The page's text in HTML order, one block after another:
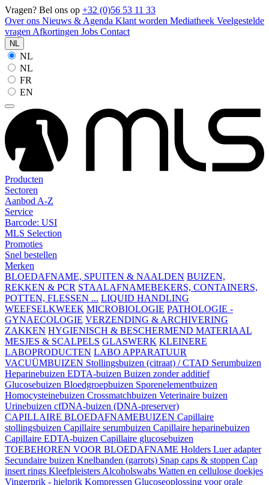
Vragen? Bel ons op +32 (0)56 53 11 33
Over ons Nieuws & Agenda Klant worden Mediatheek Veelgestelde
vragen Afkortingen Jobs Contact
NL
NL
NL
FR
EN
Producten
Sectoren
Aanbod A-Z
Service
Barcode: USI
MLS Selection
Promoties
Snel bestellen
Merken
BLOEDAFNAME, SPUITEN & NAALDEN BUIZEN,
REKKEN & PCR STAALAFNAMEBEKERS, CONTAINERS,
POTTEN, FLESSEN ... LIQUID HANDLING
WEEFSELKWEEK MICROBIOLOGIE PATHOLOGIE -
GYNAECOLOGIE VERZENDING & ARCHIVERING
ZAKKEN HYGIENISCH & BESCHERMEND MATERIAAL
MESJES & SCALPELS GLASWERK KLEINERE
LABOPRODUCTEN LABO APPARATUUR
VACUÜMBUIZEN Stollingsbuizen (citraat) / CTAD Serumbuizen
Heparinebuizen EDTA-buizen Buizen zonder additief
Glucosebuizen Bloedgroepbuizen Sporenelementbuizen
Homocysteinebuizen Crossmatchbuizen Veterinaire buizen
Urinebuizen cfDNA-buizen (DNA-preserver)
CAPILLAIRE BLOEDAFNAMEBUIZEN Capillaire
stollingsbuizen Capillaire serumbuizen Capillaire heparinebuizen
Capillaire EDTA-buizen Capillaire glucosebuizen
TOEBEHOREN VOOR BLOEDAFNAME Holders Luer adapter
Secundaire buizen Knelbanden (garrots) Snap caps & stoppen Cap
insert rings Kleefpleisters Alcoholswabs Watten en cellulose doekjes
Vingerprik - hielprik Kompressen Glucoseoplossing voor orale